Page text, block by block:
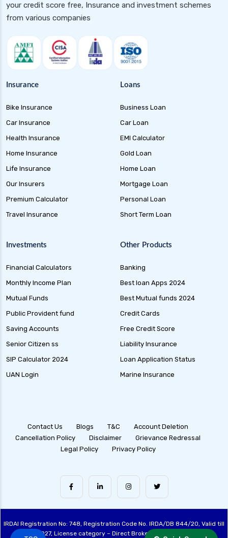
your credit score free, Insurance and investment schemes
from various companies
Insurance
Bike Insurance
Car Insurance
Health Insurance
Home Insurance
Life Insurance
Our Insurers
Premium Calculator
Travel Insurance
Loans
Business Loan
Car Loan
EMI Calculator
Gold Loan
Home Loan
Mortgage Loan
Personal Loan
Short Term Loan
Investments
Financial Calculators
Monthly Income Plan
Mutual Funds
Public Provident fund
Saving Accounts
Senior Citizen ss
SIP Calculator 2024
UAN Login
Other Products
Banking
Best loan Apps 2024
Best Mutual funds 2024
Credit Cards
Free Credit Score
Liability Insurance
Loan Application Status
Marine Insurance
Contact Us Blogs T&C
Account Deletion
Cancellation Policy
Disclaimer
Grievance Redressal
Legal Policy
Privacy Policy
IRDAI Registration No: 748, Registration Code No. IRDA/DB 844/20, Valid till
28/06/2027, License category – Direct Broker (Life & General), CIN: